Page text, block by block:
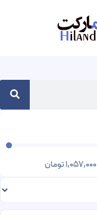
1,057,000تومان